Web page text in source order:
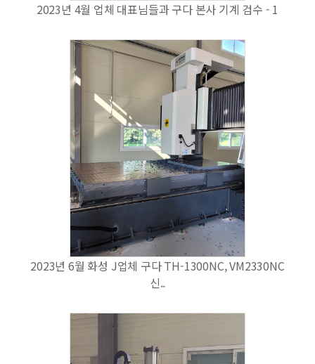
2023년 4월 업체 대표님들과 구다 본사 기계 검수 - 1
2023년 6월 화성 J업체 구다 TH-1300NC, VM2330NC
신..